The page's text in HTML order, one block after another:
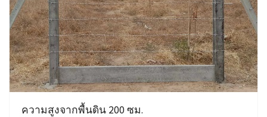
ความสูงจากพื้นดิน 200 ซม.